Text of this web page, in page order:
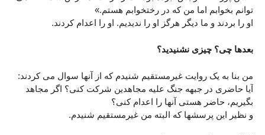
توانم بخوابم اما من که در رختخوابم هستم.»
او را بردند و ما دیگر هرگز او را ندیدیم. او را اعدام کردند.
بعدها چی؟ چیزی نشنیدید؟
من بنا به یک روایت غیرمستقیم شنیدم که از آنها سوال می کردند:
آیا حاضری در جبهه جنگ علیه مجاهدین شرکت کنی؟ اگر مجاهد
بگیریم، حاضر هستی آنها را اعدام کنی؟
و نظیر این پرسشها که البته من غیرمستقیم شنیدم.